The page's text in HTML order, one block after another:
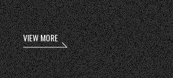
VIEW MORE